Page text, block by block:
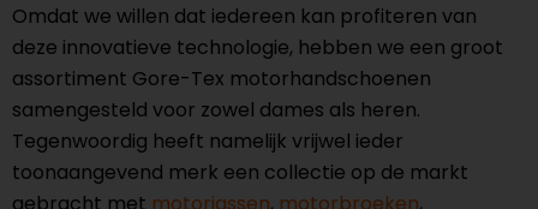
Omdat we willen dat iedereen kan profiteren van
deze innovatieve technologie, hebben we een groot
assortiment Gore-Tex motorhandschoenen
samengesteld voor zowel dames als heren.
Tegenwoordig heeft namelijk vrijwel ieder
toonaangevend merk een collectie op de markt